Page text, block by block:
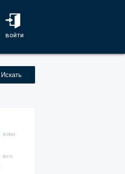
войти
Искать
(6380)
(821)